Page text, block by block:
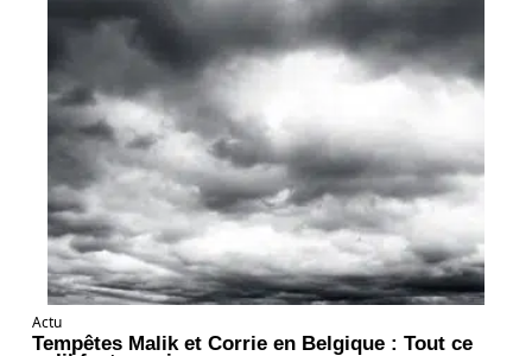
Actu
Tempêtes Malik et Corrie en Belgique : Tout ce